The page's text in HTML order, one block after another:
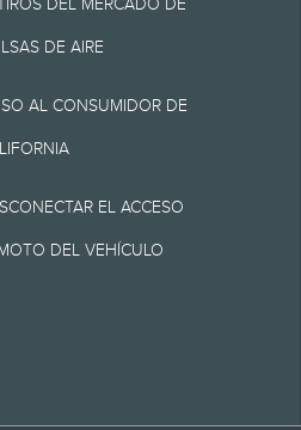
real
DEL MERCADO DE
DE AIRE
AL CONSUMIDOR DE
EL ACCESO
DEL VEHÍCULO